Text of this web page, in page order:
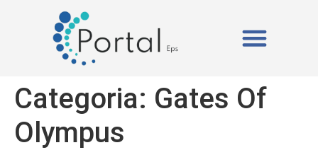
Categoria: Gates Of
Olympus